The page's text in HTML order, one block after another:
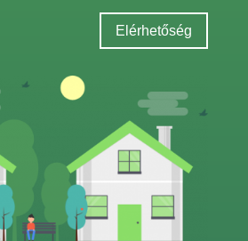
Elérhetőség